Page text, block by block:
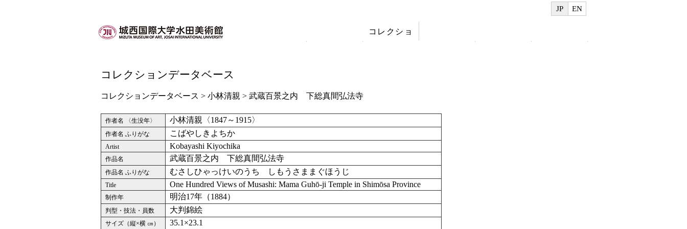
EN
JP
コレクションデータベース
コレクションデータベース > 小林清親 > 武蔵百景之内 下総真間弘法寺
作者名 〈生没年〉 小林清親〈1847～1915〉
作者名 ふりがな こばやしきよちか
Artist Kobayashi Kiyochika
作品名 武蔵百景之内 下総真間弘法寺
作品名 ふりがな むさしひゃっけいのうち しもうさままぐほうじ
Title One Hundred Views of Musashi: Mama Guhō-ji Temple in Shimōsa Province
制作年 明治17年（1884）
判型・技法・員数 大判錦絵
サイズ（縦×横 ㎝） 35.1×23.1
コレクショ